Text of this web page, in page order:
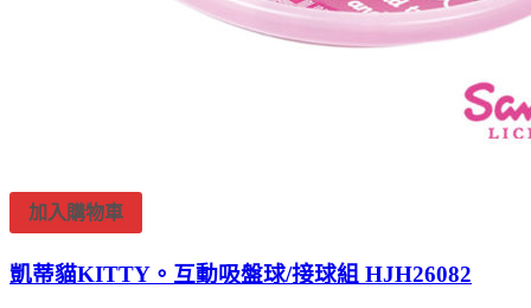
加入購物車
凱蒂貓KITTY。互動吸盤球/接球組 HJH26082